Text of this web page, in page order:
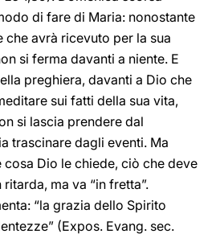
di fare di Maria: nonostante
avrà ricevuto per la sua
si ferma davanti a niente. E
preghiera, davanti a Dio che
sui fatti della sua vita,
si lascia prendere dal
trascinare dagli eventi. Ma
Dio le chiede, ciò che deve
ma va “in fretta”.
“la grazia dello Spirito
(Expos. Evang. sec.